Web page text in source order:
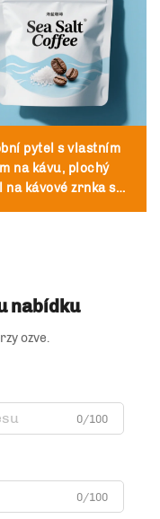
pytel s vlastním
na kávu, plochý
na kávové zrnka s
nabídku
ozve.
0/100
0/100